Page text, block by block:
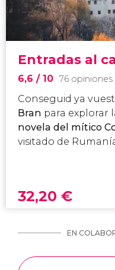
Entradas al
6,6 / 10 76 opiniones
Conseguid ya
Bran para explorar
novela del mítico
visitado de
32,20 €
EN